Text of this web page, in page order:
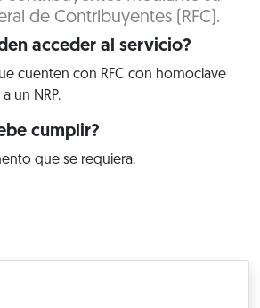
de Contribuyentes (RFC).
acceder al servicio?
cuenten con RFC con homoclave
un NRP.
cumplir?
que se requiera.